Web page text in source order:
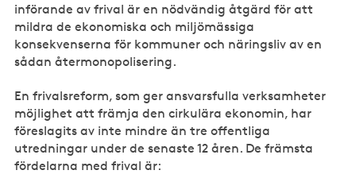
införande av frival är en nödvändig åtgärd för att
mildra de ekonomiska och miljömässiga
konsekvenserna för kommuner och näringsliv av en
sådan återmonopolisering.
En frivalsreform, som ger ansvarsfulla verksamheter
möjlighet att främja den cirkulära ekonomin, har
föreslagits av inte mindre än tre offentliga
utredningar under de senaste 12 åren. De främsta
fördelarna med frival är: